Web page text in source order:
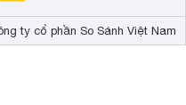
ty cổ phần So Sánh Việt Nam